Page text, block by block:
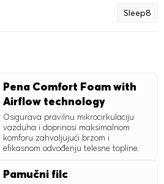
Sleep8
Pena Comfort Foam with
Airflow technology
Osigurava pravilnu mikrocirkulaciju
vazduha i doprinosi maksimalnom
komforu zahvaljujući brzom i
efikasnom odvođenju telesne topline.
Pamučni filc